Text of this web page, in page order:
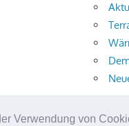
Verwendung von